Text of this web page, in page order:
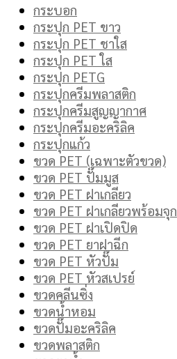
กระบอก
กระปุก PET ขาว
กระปุก PET ชาใส
กระปุก PET ใส
กระปุก PETG
กระปุกครีมพลาสติก
กระปุกครีมสูญญากาศ
กระปุกครีมอะคริลิค
กระปุกแก้ว
ขวด PET (เฉพาะตัวขวด)
ขวด PET ปั๊มมูส
ขวด PET ฝาเกลียว
ขวด PET ฝาเกลียวพร้อมจุก
ขวด PET ฝาเปิดปิด
ขวด PET ยาฝาฉีก
ขวด PET หัวปั๊ม
ขวด PET หัวสเปรย์
ขวดคลีนซิ่ง
ขวดน้ำหอม
ขวดปั๊มอะคริลิค
ขวดพลาสติก